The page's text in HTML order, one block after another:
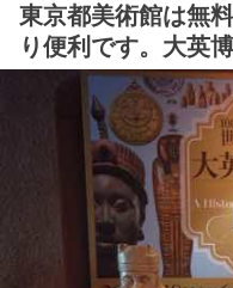
東京都美術館は無
り便利です。大英